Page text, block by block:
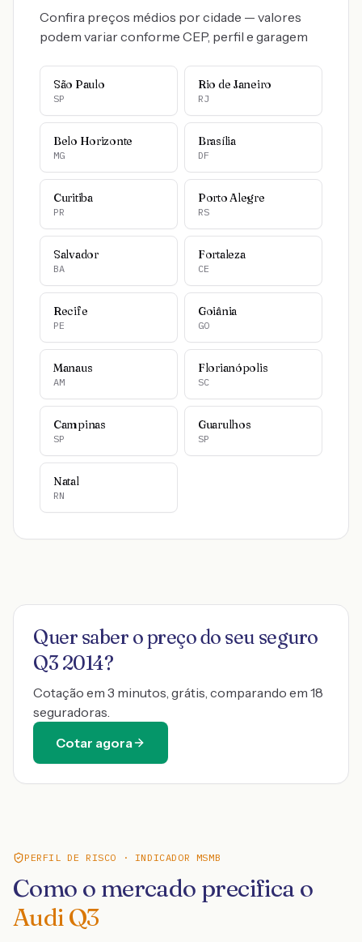
Confira preços médios por cidade — valores
podem variar conforme CEP, perfil e garagem
São Paulo
SP
Rio de Janeiro
RJ
Belo Horizonte
MG
Brasília
DF
Curitiba
PR
Porto Alegre
RS
Salvador
BA
Fortaleza
CE
Recife
PE
Goiânia
GO
Manaus
AM
Florianópolis
SC
Campinas
SP
Guarulhos
SP
Natal
RN
Quer saber o preço do seu seguro
Q3 2014?
Cotação em 3 minutos, grátis, comparando em 18
seguradoras.
Cotar agora
PERFIL DE RISCO · INDICADOR MSMB
Como o mercado precifica o
Audi Q3